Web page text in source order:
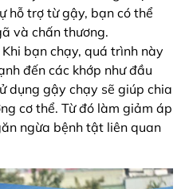
hỗ trợ từ gậy, bạn có thể
và chấn thương.
Khi bạn chạy, quá trình này
đến các khớp như đầu
dụng gậy chạy sẽ giúp chia
cơ thể. Từ đó làm giảm áp
ngừa bệnh tật liên quan